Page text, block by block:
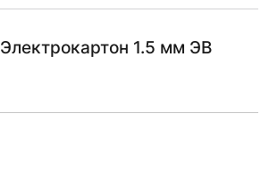
Электрокартон 1.5 мм ЭВ